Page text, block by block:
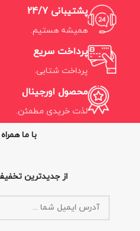
پشتیبانی 24/7
همیشه هستیم.
پرداخت سریع
پرداخت شتابی.
محصول اورجینال
لذت خریدی مطمئن.
با ما
از جدیدترین